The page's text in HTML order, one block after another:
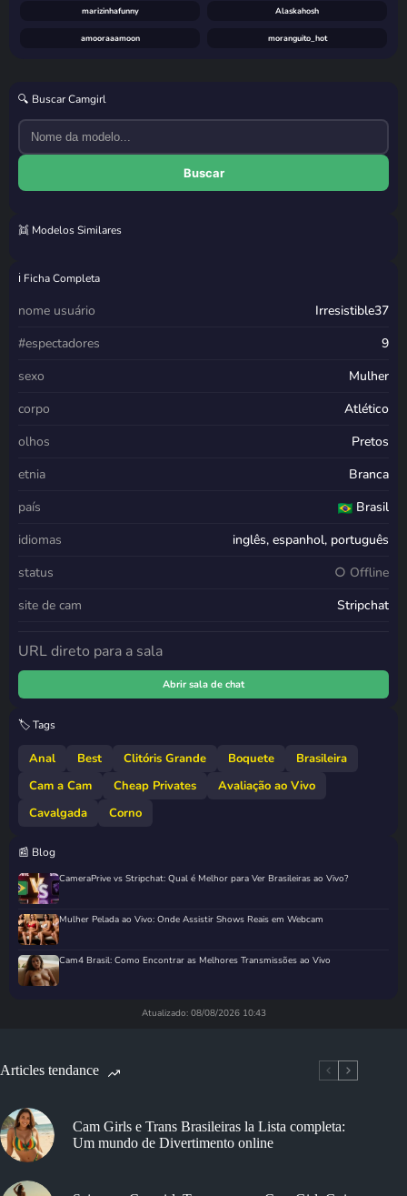
marizinhafunny Alaskahosh
amooraaamoon moranguito_hot
🔍 Buscar Camgirl
Buscar
👯 Modelos Similares
ℹ️ Ficha Completa
nome usuário
Irresistible37
#espectadores
9
sexo
Mulher
corpo
Atlético
olhos
Pretos
etnia
Branca
país
Brasil
idiomas
inglês, espanhol, português
status
○ Offline
site de cam
Stripchat
URL direto para a sala
Abrir sala de chat
🏷️ Tags
Anal Best Clitóris Grande Boquete
Brasileira
Cam a Cam
Cheap Privates
Avaliação ao Vivo
Cavalgada
Corno
📰 Blog
CameraPrive vs Stripchat: Qual é Melhor para Ver Brasileiras ao Vivo?
Mulher Pelada ao Vivo: Onde Assistir Shows Reais em Webcam
Cam4 Brasil: Como Encontrar as Melhores Transmissões ao Vivo
Atualizado: 08/08/2026 10:43
Articles tendance
Cam Girls e Trans Brasileiras la Lista completa:
Um mundo de Divertimento online